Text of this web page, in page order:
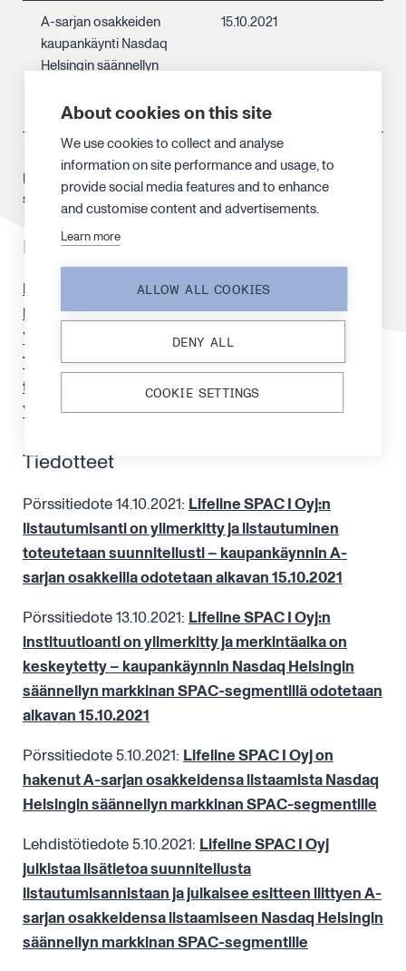
A-sarjan osakkeiden
kaupankäynti Nasdaq
Helsingin säännellyn
segmentillä alkoi
15.10.2021
Finanssivalvonta hyväksyi listautumisantiin liittyvän
suomenkielisen esitteen 4.10.2021.
Materiaalit
Esite
Markkinointiesite
Yhtiöesittely 5.10.2021
Tilintarkastettu Tilinpäätösja siihen liittyvä
tilintarkastuskertomus
Yhtiön perustamissopimus
Tiedotteet
Pörssitiedote 14.10.2021: Lifeline SPAC I Oyj:n
listautumisanti on ylimerkitty ja listautuminen
toteutetaan suunnitellusti – kaupankäynnin A-
sarjan osakkeilla odotetaan alkavan 15.10.2021
Pörssitiedote 13.10.2021: Lifeline SPAC I Oyj:n
instituutioanti on ylimerkitty ja merkintäaika on
keskeytetty – kaupankäynnin Nasdaq Helsingin
säännellyn markkinan SPAC-segmentillä odotetaan
alkavan 15.10.2021
Pörssitiedote 5.10.2021: Lifeline SPAC I Oyj on
hakenut A-sarjan osakkeidensa listaamista Nasdaq
Helsingin säännellyn markkinan SPAC-segmentille
Lehdistötiedote 5.10.2021: Lifeline SPAC I Oyj
julkistaa lisätietoa suunnitellusta
listautumisannistaan ja julkaisee esitteen liittyen A-
sarjan osakkeidensa listaamiseen Nasdaq Helsingin
säännellyn markkinan SPAC-segmentille
About cookies on this site
We use cookies to collect and analyse
information on site performance and usage, to
provide social media features and to enhance
and customise content and advertisements.
Learn more
ALLOW ALL COOKIES
DENY ALL
COOKIE SETTINGS